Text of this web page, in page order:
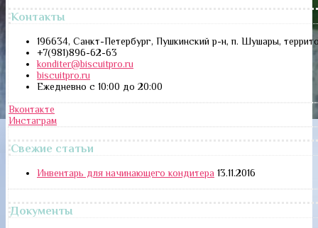
Контакты
196634, Санкт-Петербург, Пушкинский р-н, п. Шушары,
+7(981)896-62-63
konditer@biscuitpro.ru
biscuitpro.ru
Ежедневно с 10:00 до 20:00
Вконтакте
Инстаграм
Свежие статьи
Инвентарь для начинающего кондитера 13.11.2016
Документы